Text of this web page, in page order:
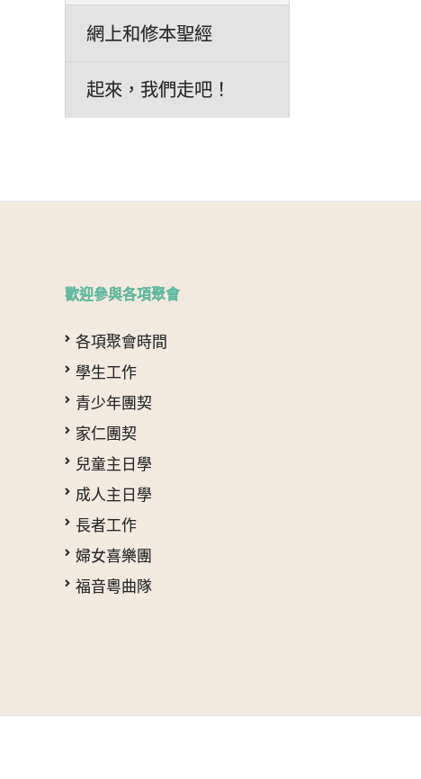
網上和修本聖經
起來，我們走吧！
歡迎參與各項聚會
各項聚會時間
學生工作
青少年團契
家仁團契
兒童主日學
成人主日學
長者工作
婦女喜樂團
福音粵曲隊